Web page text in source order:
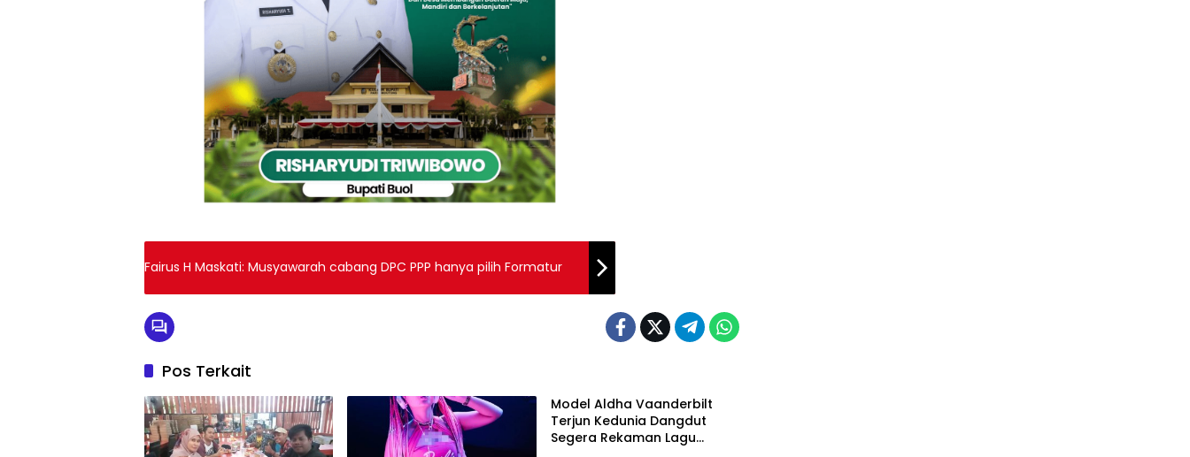
Fairus H Maskati: Musyawarah cabang DPC PPP hanya pilih Formatur
Pos Terkait
Model Aldha Vaanderbilt
Terjun Kedunia Dangdut
Segera Rekaman Lagu